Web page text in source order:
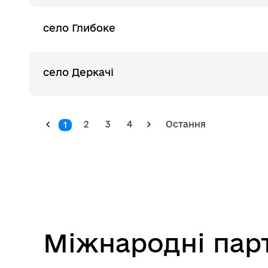
село Глибоке
село Деркачі
1 2 3 4 Остання
Міжнародні